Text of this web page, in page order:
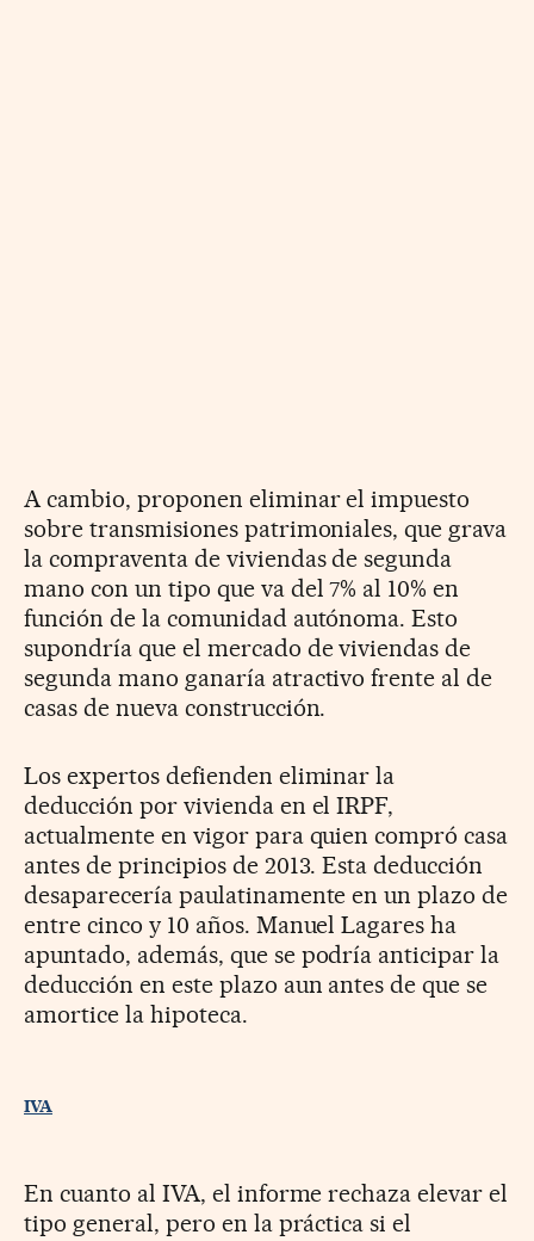
A cambio, proponen eliminar el impuesto
sobre transmisiones patrimoniales, que grava
la compraventa de viviendas de segunda
mano con un tipo que va del 7% al 10% en
función de la comunidad autónoma. Esto
supondría que el mercado de viviendas de
segunda mano ganaría atractivo frente al de
casas de nueva construcción.
Los expertos defienden eliminar la
deducción por vivienda en el IRPF,
actualmente en vigor para quien compró casa
antes de principios de 2013. Esta deducción
desaparecería paulatinamente en un plazo de
entre cinco y 10 años. Manuel Lagares ha
apuntado, además, que se podría anticipar la
deducción en este plazo aun antes de que se
amortice la hipoteca.
IVA
En cuanto al IVA, el informe rechaza elevar el
tipo general, pero en la práctica si el